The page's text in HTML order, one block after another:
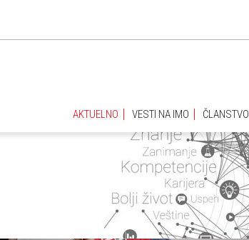
AKTUELNO VESTI NA IMO ČLANSTVO